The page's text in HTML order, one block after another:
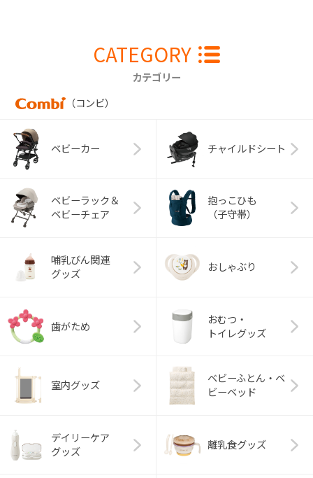
CATEGORY
カテゴリー
（コンビ）
ベビーカー チャイルドシート
ベビーラック＆
ベビーチェア
抱っこひも
（子守帯）
哺乳びん関連
グッズ
おしゃぶり
歯がため
おむつ・
トイレグッズ
室内グッズ
ベビーふとん・ベ
ビーベッド
デイリーケア
グッズ
離乳食グッズ